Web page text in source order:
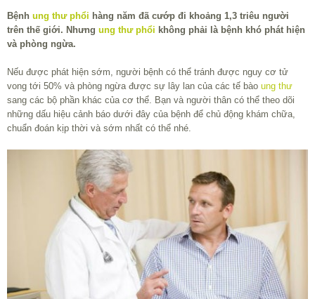
Bệnh ung thư phổi hàng năm đã cướp đi khoảng 1,3 triêu người
trên thế giới. Nhưng ung thư phổi không phải là bệnh khó phát hiện
và phòng ngừa.
Nếu được phát hiện sớm, người bệnh có thể tránh được nguy cơ tử
vong tới 50% và phòng ngừa được sự lây lan của các tế bào ung thư
sang các bộ phần khác của cơ thể. Bạn và người thân có thể theo dõi
những dấu hiệu cảnh báo dưới đây của bệnh để chủ động khám chữa,
chuẩn đoán kịp thời và sớm nhất có thể nhé.